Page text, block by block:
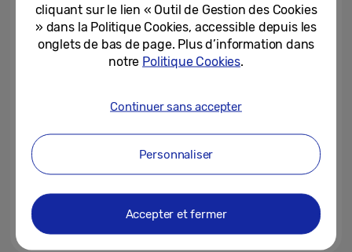
25-04-2024
Samsung lance sa gamme TV et
CES 2024 : Samsung
Electronics introduit l’ère des TV
08-01-2024
cliquant sur le lien « Outil de Gestion des Cookies
» dans la Politique Cookies, accessible depuis les
onglets de bas de page. Plus d’information dans
notre Politique Cookies.
Continuer sans accepter
Personnaliser
Accepter et fermer